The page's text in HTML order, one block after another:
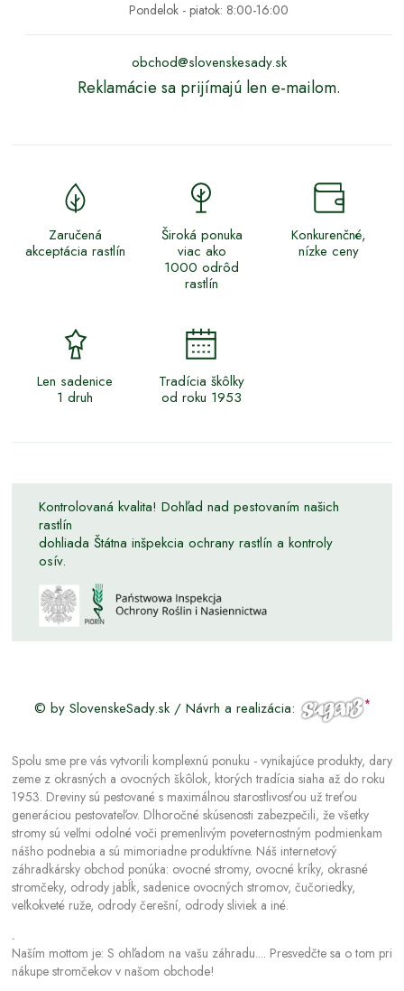
Pondelok - piatok: 8:00-16:00
obchod@slovenskesady.sk
Reklamácie sa prijímajú len e-mailom.
Zaručená
akceptácia rastlín
Široká ponuka
viac ako
1000 odrôd
rastlín
Konkurenčné,
nízke ceny
Len sadenice
1 druh
Tradícia škôlky
od roku 1953
Kontrolovaná kvalita! Dohľad nad pestovaním našich
rastlín
dohliada Štátna inšpekcia ochrany rastlín a kontroly
osív.
© by SlovenskeSady.sk / Návrh a realizácia:
Spolu sme pre vás vytvorili komplexnú ponuku - vynikajúce produkty, dary
zeme z okrasných a ovocných škôlok, ktorých tradícia siaha až do roku
1953. Dreviny sú pestované s maximálnou starostlivosťou už treťou
generáciou pestovateľov. Dlhoročné skúsenosti zabezpečili, že všetky
stromy sú veľmi odolné voči premenlivým poveternostným podmienkam
nášho podnebia a sú mimoriadne produktívne. Náš internetový
záhradkársky obchod ponúka: ovocné stromy, ovocné kríky, okrasné
stromčeky, odrody jabĺk, sadenice ovocných stromov, čučoriedky,
veľkokveté ruže, odrody čerešní, odrody sliviek a iné.
.
Naším mottom je: S ohľadom na vašu záhradu.... Presvedčte sa o tom pri
nákupe stromčekov v našom obchode!